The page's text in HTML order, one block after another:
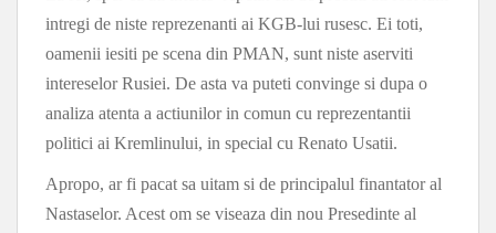
intregi de niste reprezenanti ai KGB-lui rusesc. Ei toti,
oamenii iesiti pe scena din PMAN, sunt niste aserviti
intereselor Rusiei. De asta va puteti convinge si dupa o
analiza atenta a actiunilor in comun cu reprezentantii
politici ai Kremlinului, in special cu Renato Usatii.
Apropo, ar fi pacat sa uitam si de principalul finantator al
Nastaselor. Acest om se viseaza din nou Presedinte al